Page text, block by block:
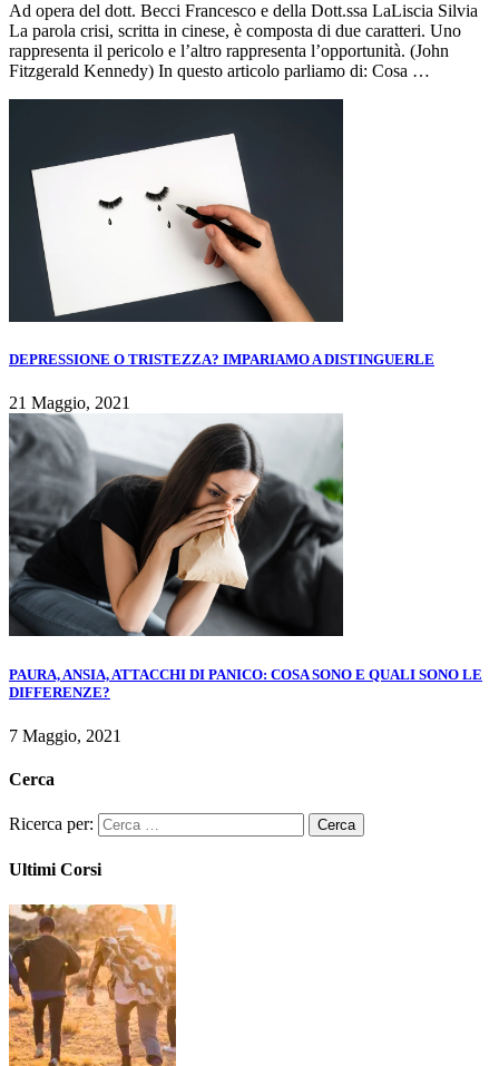
Ad opera del dott. Becci Francesco e della Dott.ssa LaLiscia Silvia
La parola crisi, scritta in cinese, è composta di due caratteri. Uno
rappresenta il pericolo e l’altro rappresenta l’opportunità. (John
Fitzgerald Kennedy) In questo articolo parliamo di: Cosa …
DEPRESSIONE O TRISTEZZA? IMPARIAMO A DISTINGUERLE
21 Maggio, 2021
PAURA, ANSIA, ATTACCHI DI PANICO: COSA SONO E QUALI SONO LE
DIFFERENZE?
7 Maggio, 2021
Cerca
Ricerca per:
Ultimi Corsi